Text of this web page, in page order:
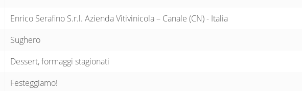
Enrico Serafino S.r.l. Azienda Vitivinicola – Canale (CN) - Italia
Sughero
Dessert, formaggi stagionati
Festeggiamo!